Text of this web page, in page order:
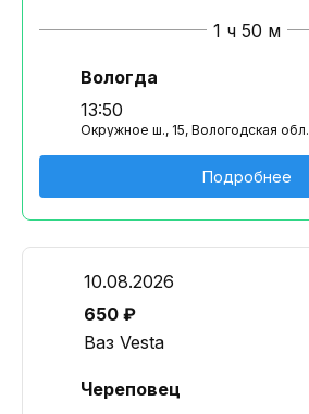
1 ч 50 м
Вологда
13:50
Окружное ш., 15, Вологодская обл.
Подробнее
10.08.2026
650 ₽
Ваз Vesta
Череповец